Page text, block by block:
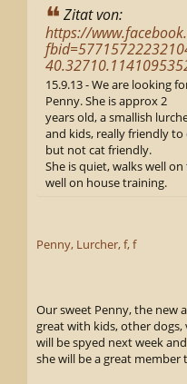
Zitat von:
https://
15.9.13 - We are looking
Penny. She is approx 2
years old, a smallish
and kids, really friendly
but not cat friendly.
She is quiet, walks well
well on house training.
Penny, Lurcher, f, f
Our sweet Penny, the new
great with kids, other
will be spyed next week
she will be a great member